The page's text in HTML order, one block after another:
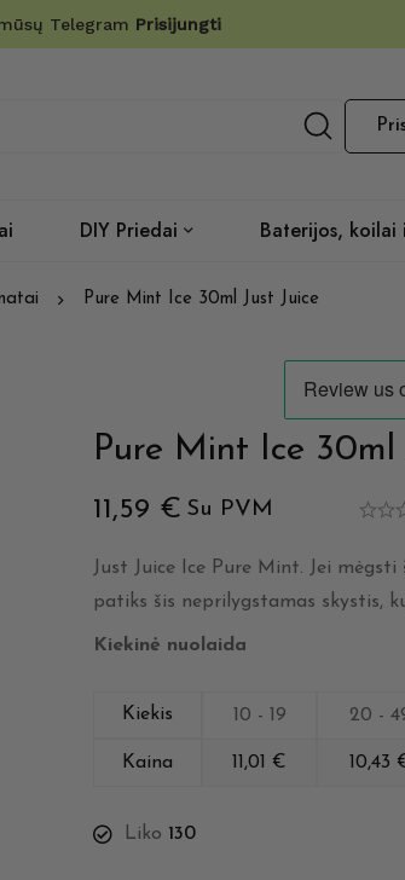
Telegram Prisijungti
DIY Priedai Baterijos, koilai
Pure Mint Ice 30ml Just Juice
Pure Mint Ice 30ml
11,59 € Su PVM
Just Juice Ice Pure Mint. Jei
patiks šis neprilygstamas skystis,
Kiekinė nuolaida
Kiekis 10 - 19 20 -
Kaina 11,01 € 10,43
Liko 130